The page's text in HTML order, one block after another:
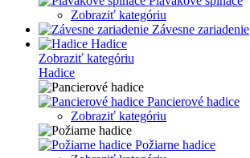
Zobraziť kategóriu
Závesne zariadenie
Hadice
Zobraziť kategóriu
Hadice
Pancierové hadice
Zobraziť kategóriu
Požiarne hadice